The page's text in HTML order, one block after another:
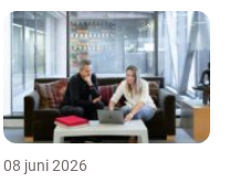
08 juni 2026